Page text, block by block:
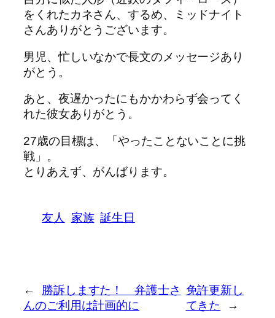
をくれたカネさん、するめ、ミッドナイト
さんありがとうございます。
男児、忙しいなかで長文のメッセージあり
がとう。
あと、夜遅かったにもかかわらず会ってく
れた彼女ありがとう。
27歳の目標は、「やったことないことに挑
戦」。
とりあえず、がんばります。
友人 家族 誕生日
←
勝訴しますた！ 弁護士さ
んのご利用は計画的に
免許更新し
てきた
→